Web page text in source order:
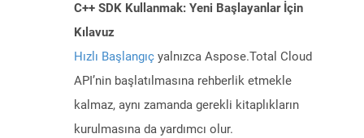
C++ SDK Kullanmak: Yeni Başlayanlar İçin
Kılavuz
Hızlı Başlangıç yalnızca Aspose.Total Cloud
API’nin başlatılmasına rehberlik etmekle
kalmaz, aynı zamanda gerekli kitaplıkların
kurulmasına da yardımcı olur.